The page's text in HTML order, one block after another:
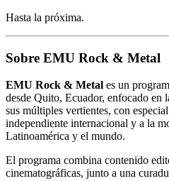
Hasta la próxima.
Sobre EMU Rock & Metal
EMU Rock & Metal es un
desde Quito, Ecuador, enfocado en
sus múltiples vertientes, con
independiente internacional y a la
Latinoamérica y el mundo.
El programa combina contenido
cinematográficas, junto a una